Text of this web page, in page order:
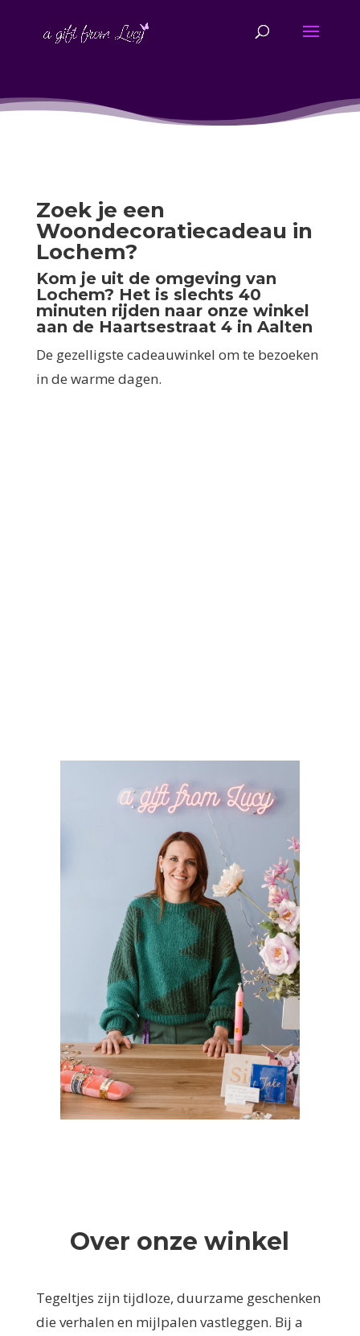
Zoek je een
Woondecoratiecadeau in
Lochem?
Kom je uit de omgeving van
Lochem? Het is slechts 40
minuten rijden naar onze winkel
aan de Haartsestraat 4 in Aalten
De gezelligste cadeauwinkel om te bezoeken
in de warme dagen.
Over onze winkel
Tegeltjes zijn tijdloze, duurzame geschenken
die verhalen en mijlpalen vastleggen. Bij a